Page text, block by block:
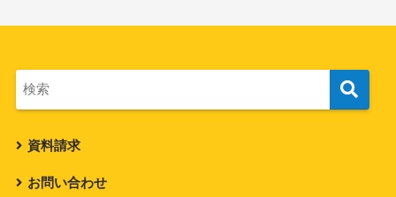
資料請求
お問い合わせ